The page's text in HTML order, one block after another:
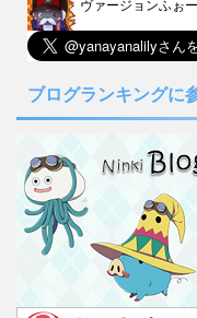
ヴァージョンふぉ
ブログランキングに